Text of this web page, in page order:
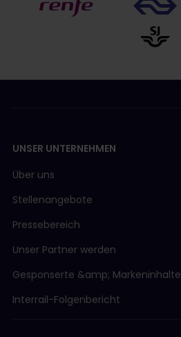
UNSER UNTERNEHMEN
Über uns
Stellenangebote
Pressebereich
Unser Partner werden
Gesponserte &amp; Markeninhalte
Interrail-Folgenbericht